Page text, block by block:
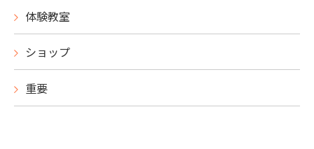
体験教室
ショップ
重要